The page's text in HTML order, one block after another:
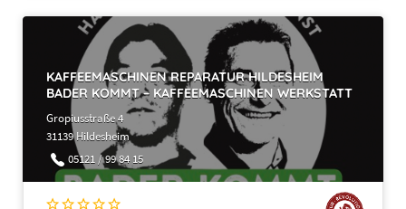
KAFFEEMASCHINEN REPARATUR HILDESHEIM
BADER KOMMT – KAFFEEMASCHINEN WERKSTATT
Gropiusstraße 4
31139 Hildesheim
05121 / 99 84 15